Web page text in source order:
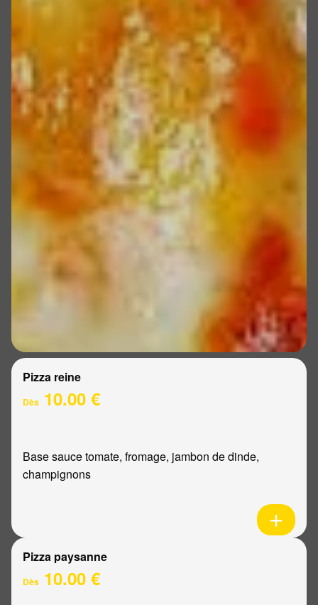
Pizza reine
Dès 10.00 €
Base sauce tomate, fromage, jambon de dinde,
champignons
Pizza paysanne
Dès 10.00 €